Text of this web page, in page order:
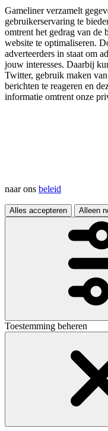
Gameliner verzamelt
gebruikerservaring te
omtrent het gedrag van de
website te optimaliseren.
adverteerders in staat om
jouw interesses. Daarbij
Twitter, gebruik maken
berichten te reageren en
informatie omtrent onze
naar ons beleid
Alles accepteren Alleen
Toestemming beheren